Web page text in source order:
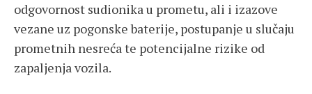
odgovornost sudionika u prometu, ali i izazove
vezane uz pogonske baterije, postupanje u slučaju
prometnih nesreća te potencijalne rizike od
zapaljenja vozila.